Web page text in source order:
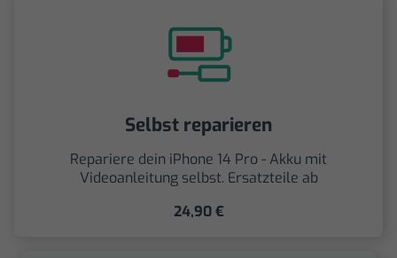
Selbst reparieren
Repariere dein iPhone 14 Pro - Akku mit
Videoanleitung selbst. Ersatzteile ab
24,90 €